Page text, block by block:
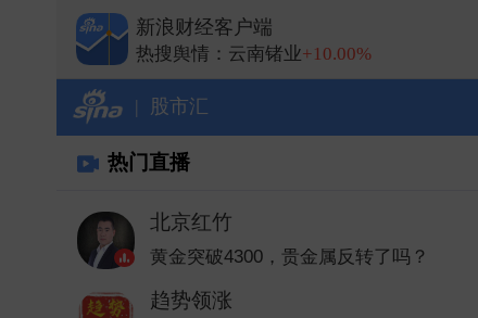
新浪财经客户端
热搜舆情：兆易创新
热搜舆情：云南锗业+10.00%
热搜舆情：长鑫科技+1.00%
| 股市汇
热门直播
北京红竹
黄金突破4300，贵金属反转了吗？
趋势领涨